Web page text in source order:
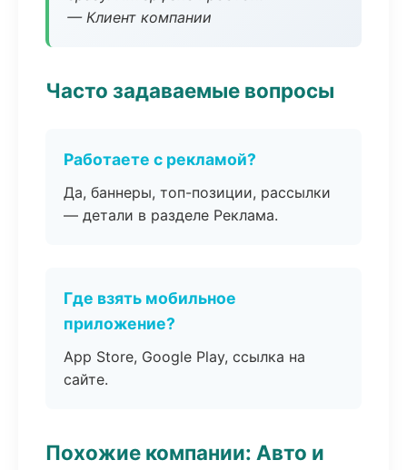
— Клиент компании
Часто задаваемые вопросы
Работаете с рекламой?
Да, баннеры, топ-позиции, рассылки
— детали в разделе Реклама.
Где взять мобильное
приложение?
App Store, Google Play, ссылка на
сайте.
Похожие компании: Авто и